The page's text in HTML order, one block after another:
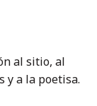
al sitio, al
y a la poetisa.